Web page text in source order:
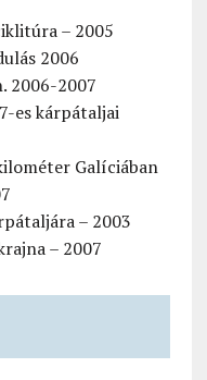
– 2005
2006
2006-2007
es kárpátaljai
Galíciában
– 2003
– 2007